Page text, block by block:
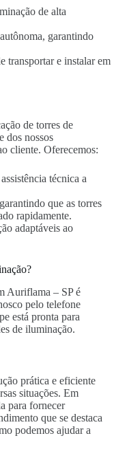
de alta
garantindo
transportar e instalar em
de torres de
dos nossos
cliente. Oferecemos:
técnica a
que as torres
rapidamente.
adaptáveis ao
Auriflama – SP é
pelo telefone
está pronta para
de iluminação.
prática e eficiente
situações. Em
para fornecer
que se destaca
podemos ajudar a